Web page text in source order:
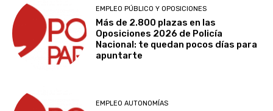
EMPLEO PÚBLICO Y OPOSICIONES
Más de 2.800 plazas en las
Oposiciones 2026 de Policía
Nacional: te quedan pocos días para
apuntarte
EMPLEO AUTONOMÍAS